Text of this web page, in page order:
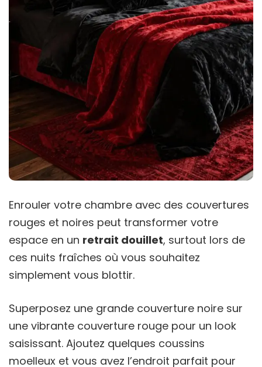
Enrouler votre chambre avec des couvertures
rouges et noires peut transformer votre
espace en un retrait douillet, surtout lors de
ces nuits fraîches où vous souhaitez
simplement vous blottir.
Superposez une grande couverture noire sur
une vibrante couverture rouge pour un look
saisissant. Ajoutez quelques coussins
moelleux et vous avez l’endroit parfait pour